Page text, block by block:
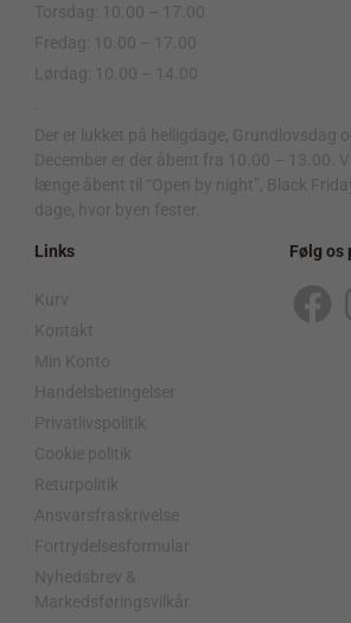
Torsdag: 10.00 – 17.00
Fredag: 10.00 – 17.00
Lørdag: 10.00 – 14.00
Der er lukket på helligdage, Grundlovsdag
December er der åbent fra 10.00 – 13.00.
længe åbent til “Open by night”, Black
dage, hvor byen fester.
Links
Kurv
Kontakt
Min Konto
Handelsbetingelser
Privatlivspolitik
Cookie politik
Returpolitik
Ansvarsfraskrivelse
Fortrydelsesformular
Nyhedsbrev &
Markedsføringsvilkår
Følg os
F